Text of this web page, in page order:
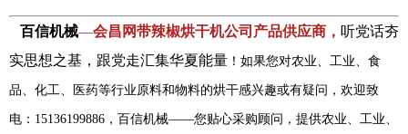
百信机械—会昌网带辣椒烘干机公司产品供应商， 听党话夯
实思想之基，跟党走汇集华夏能量 ！如果您对农业、工业、食
品、化工、医药等行业原料和物料的烘干感兴趣或有疑问，欢迎致
电：15136199886，百信机械——您贴心采购顾问，提供农业、工业、